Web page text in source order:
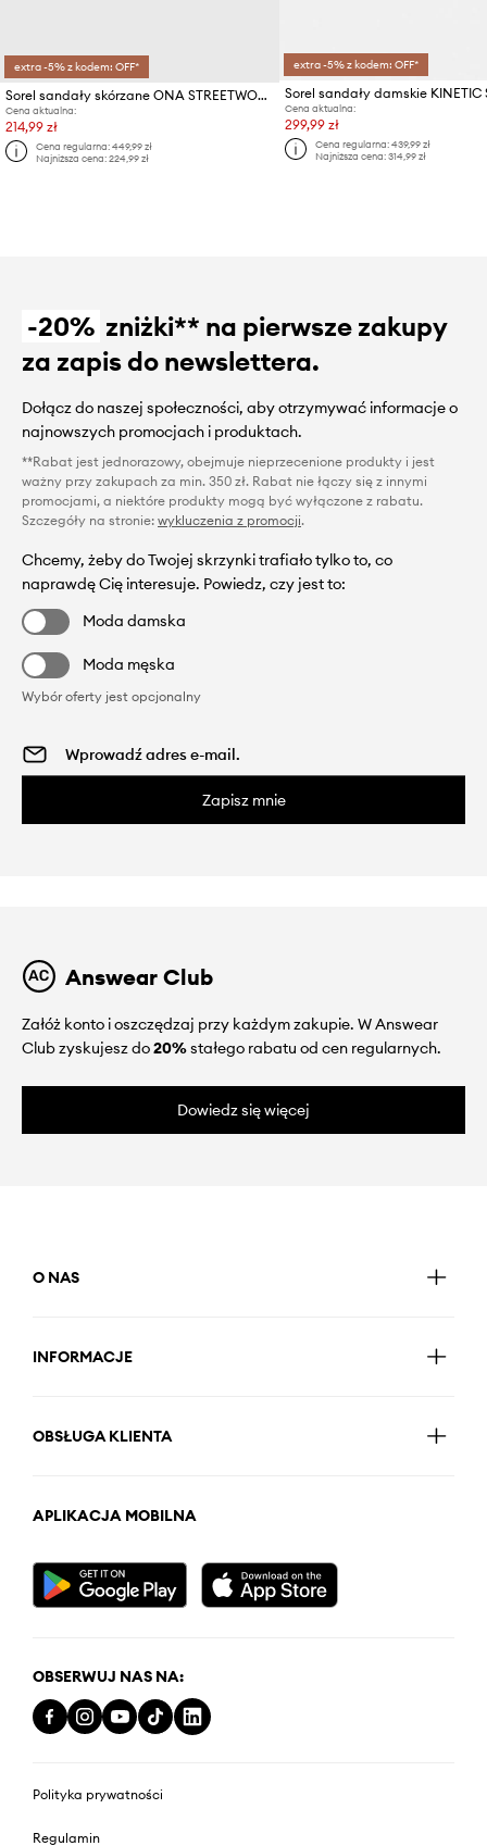
extra -5% z kodem: OFF*
Sorel sandały skórzane ONA STREETWORKS GO-TO FL
Cena aktualna:
214,99 zł
Cena regularna:449,99 zł
Najniższa cena:224,99 zł
extra -5% z kodem: OFF*
Cena aktualna:
299,99 zł
Cena regularna:439,99 zł
Najniższa cena:314,99 zł
-20% zniżki** na pierwsze zakupy
za zapis do newslettera.
Dołącz do naszej społeczności, aby otrzymywać informacje o
najnowszych promocjach i produktach.
**Rabat jest jednorazowy, obejmuje nieprzecenione produkty i jest
ważny przy zakupach za min. 350 zł. Rabat nie łączy się z innymi
promocjami, a niektóre produkty mogą być wyłączone z rabatu.
Szczegóły na stronie: wykluczenia z promocji.
Chcemy, żeby do Twojej skrzynki trafiało tylko to, co
naprawdę Cię interesuje. Powiedz, czy jest to:
Moda damska
Moda męska
Wybór oferty jest opcjonalny
Zapisz mnie
Answear Club
Załóż konto i oszczędzaj przy każdym zakupie. W Answear
Club zyskujesz do20%stałego rabatu od cen regularnych.
Dowiedz się więcej
O NAS
INFORMACJE
OBSŁUGA KLIENTA
APLIKACJA MOBILNA
OBSERWUJ NAS NA:
Polityka prywatności
Regulamin